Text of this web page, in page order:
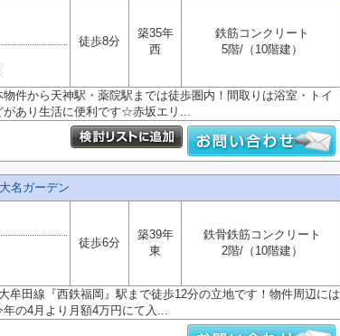
徒歩8分
築35年
西
鉄筋コンクリート
5階/（10階建）
件から天神駅・薬院駅までは徒歩圏内！間取りは浴室・トイ
あり生活に便利です☆赤坂エリ...
名ガーデン
徒歩6分
築39年
東
鉄骨鉄筋コンクリート
2階/（10階建）
牟田線『西鉄福岡』駅まで徒歩12分の立地です！物件周辺には
の4月より月額4万円にて入...